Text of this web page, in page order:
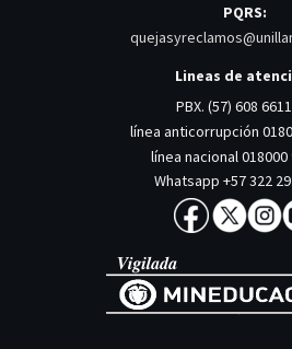
PQRS:
Lineas de
PBX. (57) 608
línea anticorrupción
línea nacional 018000
Whatsapp +57 322